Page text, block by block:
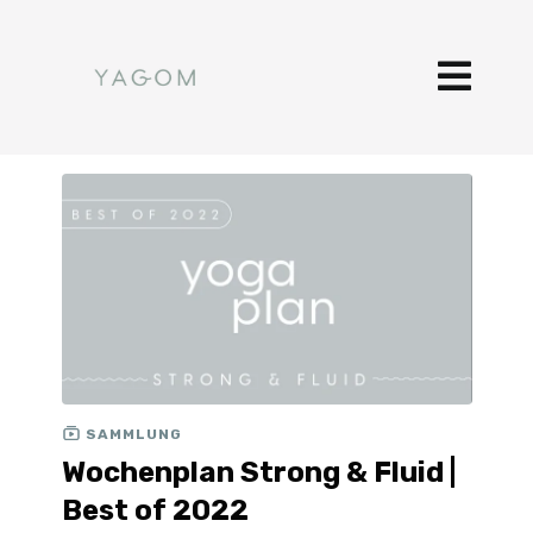
SAMMLUNG
Wochenplan Strong & Fluid |
Best of 2022